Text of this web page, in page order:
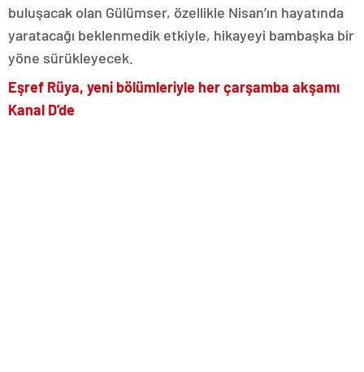
buluşacak olan Gülümser, özellikle Nisan’ın hayatında
yaratacağı beklenmedik etkiyle, hikayeyi bambaşka bir
yöne sürükleyecek.
Eşref Rüya, yeni bölümleriyle her çarşamba akşamı
Kanal D’de